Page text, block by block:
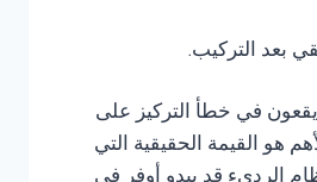
بعد التركيب.
يقعون في خطأ التركيز على
هو القيمة الحقيقية التي